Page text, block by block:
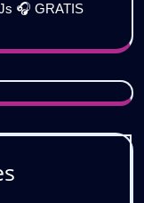
🎧 GRATIS